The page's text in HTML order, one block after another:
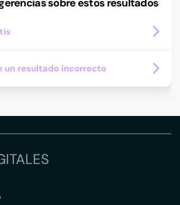
sobre estos resultados
un resultado incorrecto